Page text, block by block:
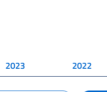
2023 2022